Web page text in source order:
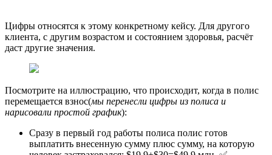
Цифры относятся к этому конкретному кейсу. Для другого
клиента, с другим возрастом и состоянием здоровья, расчёт
даст другие значения.
Посмотрите на иллюстрацию, что происходит, когда в полис
перемещается взнос(мы перенесли цифры из полиса и
нарисовали простой график):
Сразу в первый год работы полиса полис готов
выплатить внесенную сумму плюс сумму, на которую